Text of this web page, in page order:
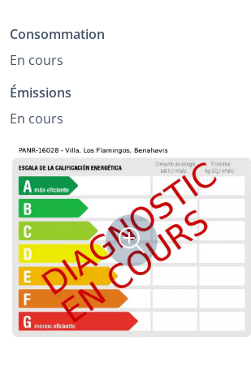
Consommation
En cours
Émissions
En cours